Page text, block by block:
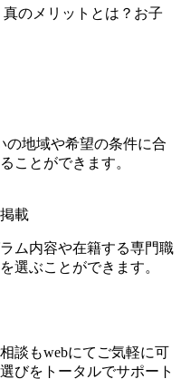
のメリットとは？お子
の地域や希望の条件に合
ことができます。
載
ム内容や在籍する専門職
選ぶことができます。
談もwebにてご気軽に可
びをトータルでサポート